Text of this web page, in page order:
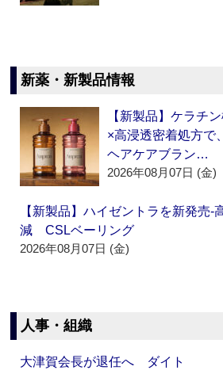
新薬・新製品情報
【新製品】ケラチ
×高浸透密着処方で
ヘアケアブラン…
2026年08月07日 (金)
【新製品】ハイゼントラを新発売‐
減 CSLベーリング
2026年08月07日 (金)
人事・組織
大津賀会長が退任へ ダイト